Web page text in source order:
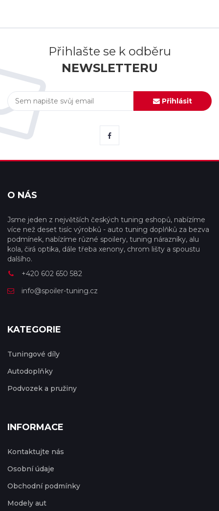
Přihlašte se k odběru
NEWSLETTERU
Přihlásit
O NÁS
Jsme jeden z největších českých tuning eshopů, nabízíme
více než deset tisíc výrobků - auto tuning doplňků za bezva
podmínek, nabízíme různé spoilery, tuning nárazníky, alu
kola, čirá optika, dále třeba xenony, chrom lišty a spoustu
dalšího.
+420 602 650 582
info@spoiler-tuning.cz
KATEGORIE
Tuningové díly
Autodoplňky
Podvozek a pružiny
INFORMACE
Kontaktujte nás
Osobní údaje
Obchodní podmínky
Modely aut